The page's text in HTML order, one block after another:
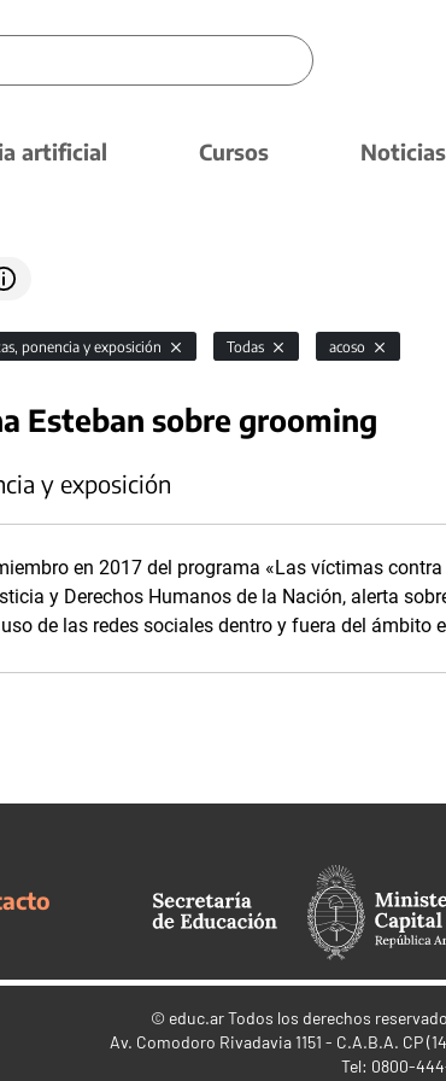
artificial Cursos Noticias
ponencia y exposición Todas acoso
Esteban sobre grooming
y exposición
en 2017 del programa «Las víctimas
y Derechos Humanos de la Nación, alerta
de las redes sociales dentro y fuera del ámbito
© educ.arTodos los derechos
Av. Comodoro Rivadavia 1151 - C.A.B.A. CP
Tel: 0800-